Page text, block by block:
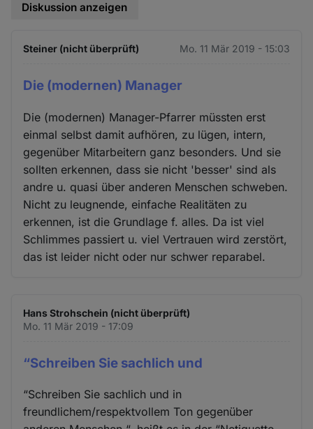
Diskussion anzeigen
Steiner (nicht überprüft) Mo. 11 Mär 2019 - 15:03
Die (modernen) Manager
Die (modernen) Manager-Pfarrer müssten erst
einmal selbst damit aufhören, zu lügen, intern,
gegenüber Mitarbeitern ganz besonders. Und sie
sollten erkennen, dass sie nicht 'besser' sind als
andre u. quasi über anderen Menschen schweben.
Nicht zu leugnende, einfache Realitäten zu
erkennen, ist die Grundlage f. alles. Da ist viel
Schlimmes passiert u. viel Vertrauen wird zerstört,
das ist leider nicht oder nur schwer reparabel.
Hans Strohschein (nicht überprüft)
Mo. 11 Mär 2019 - 17:09
“Schreiben Sie sachlich und
“Schreiben Sie sachlich und in
freundlichem/respektvollem Ton gegenüber